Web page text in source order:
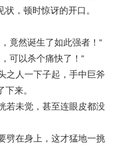
，顿时惊讶的开口。
竟然诞生了如此强者！”
可以杀个痛快了！”
人一下子起，手中巨斧
来。
若未觉，甚至连眼皮都没
劈在身上，这才猛地一挑